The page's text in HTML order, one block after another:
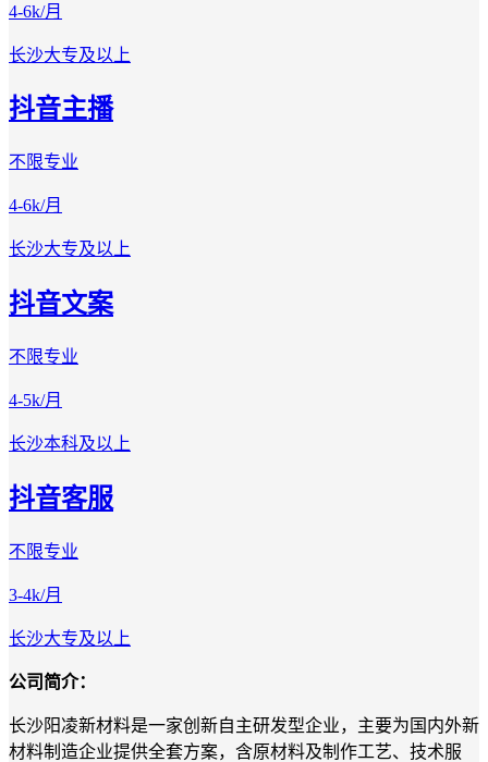
4-6k/月
长沙大专及以上
抖音主播
不限专业
4-6k/月
长沙大专及以上
抖音文案
不限专业
4-5k/月
长沙本科及以上
抖音客服
不限专业
3-4k/月
长沙大专及以上
公司简介：
长沙阳凌新材料是一家创新自主研发型企业，主要为国内外新
材料制造企业提供全套方案， 含原材料及制作工艺、技术服